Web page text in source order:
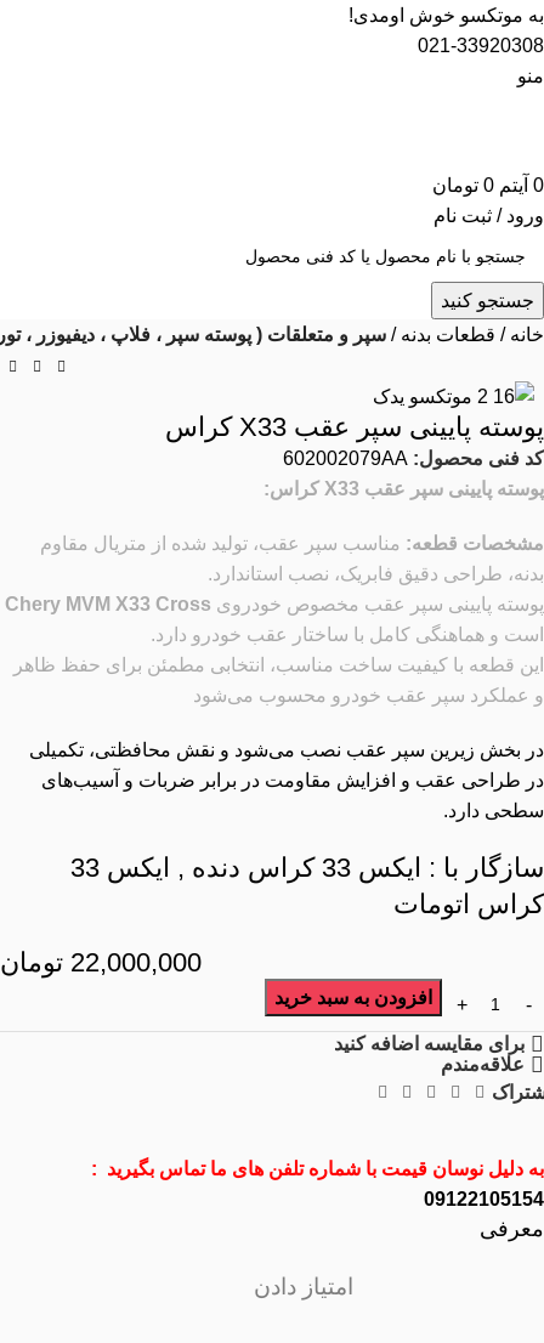
به موتکسو خوش اومدی!
021-33920308
منو
0 آیتم 0 تومان
ورود / ثبت نام
جستجو کنید
خانه قطعات بدنه سپر و متعلقات ( پوسته سپر ، فلاپ ، دیفیوزر ،
پوسته پایینی سپر عقب X33 کراس
کد فنی محصول: 602002079AA
پوسته پایینی سپر عقب X33 کراس:
مشخصات قطعه: مناسب سپر عقب، تولید شده از متریال مقاوم
بدنه، طراحی دقیق فابریک، نصب استاندارد.
پوسته پایینی سپر عقب مخصوص خودروی Chery MVM X33 Cross
است و هماهنگی کامل با ساختار عقب خودرو دارد.
این قطعه با کیفیت ساخت مناسب، انتخابی مطمئن برای حفظ ظاهر
و عملکرد سپر عقب خودرو محسوب می‌شود
در بخش زیرین سپر عقب نصب می‌شود و نقش محافظتی، تکمیلی
در طراحی عقب و افزایش مقاومت در برابر ضربات و آسیب‌های
سطحی دارد.
سازگار با : ایکس 33 کراس دنده , ایکس 33
کراس اتومات
22,000,000 تومان
افزودن به سبد خرید
برای مقایسه اضافه کنید
علاقه‌مندم
به دلیل نوسان قیمت با شماره تلفن های ما تماس بگیرید :
09122105154
معرفی
امتیاز دادن